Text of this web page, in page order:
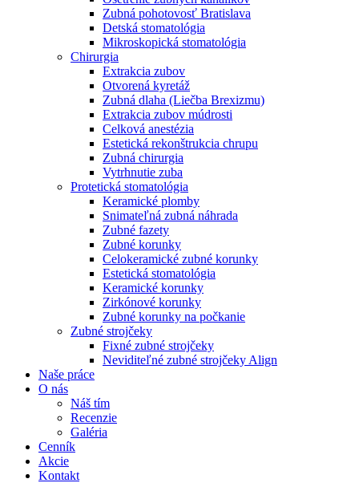
Zubná pohotovosť Bratislava
Detská stomatológia
Mikroskopická stomatológia
Chirurgia
Extrakcia zubov
Otvorená kyretáž
Zubná dlaha (Liečba Brexizmu)
Extrakcia zubov múdrosti
Celková anestézia
Estetická rekonštrukcia chrupu
Zubná chirurgia
Vytrhnutie zuba
Protetická stomatológia
Keramické plomby
Snimateľná zubná náhrada
Zubné fazety
Zubné korunky
Celokeramické zubné korunky
Estetická stomatológia
Keramické korunky
Zirkónové korunky
Zubné korunky na počkanie
Zubné strojčeky
Fixné zubné strojčeky
Neviditeľné zubné strojčeky Align
Naše práce
O nás
Náš tím
Recenzie
Galéria
Cenník
Akcie
Kontakt